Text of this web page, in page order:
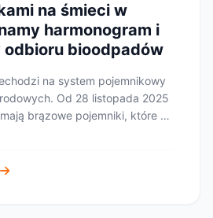
na śmieci w
harmonogram i
odbioru bioodpadów
na system pojemnikowy
Od 28 listopada 2025
brązowe pojemniki, które od